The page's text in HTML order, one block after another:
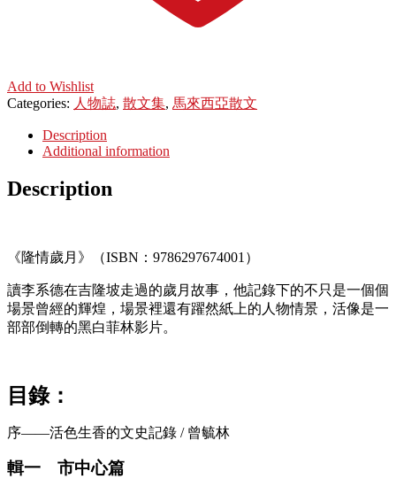
Add to Wishlist
Categories: 人物誌, 散文集, 馬來西亞散文
Description
Additional information
Description
《隆情歲月》（ISBN：9786297674001）
讀李系德在吉隆坡走過的歲月故事，他記錄下的不只是一個個
場景曾經的輝煌，場景裡還有躍然紙上的人物情景，活像是一
部部倒轉的黑白菲林影片。
目錄：
序——活色生香的文史記錄 / 曾毓林
輯一 市中心篇